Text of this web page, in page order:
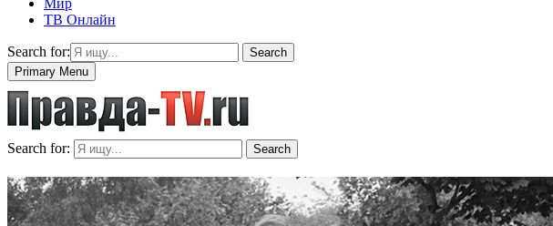
Мир
ТВ Онлайн
Search for:
Search
Primary Menu
Search for: Search